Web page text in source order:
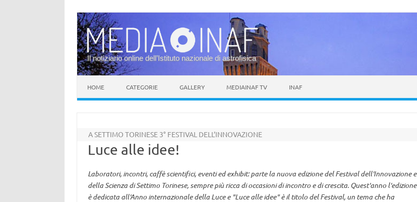
Il notiziario online dell’Istituto nazionale di astrofisica
HOME CATEGORIE GALLERY MEDIAINAF TV INAF
A SETTIMO TORINESE 3° FESTIVAL DELL’INNOVAZIONE
Luce alle idee!
Laboratori, incontri, caffè scientifici, eventi ed exhibit: parte la nuova edizione del Festival dell'Innovazione e
della Scienza di Settimo Torinese, sempre più ricca di occasioni di incontro e di crescita. Quest'anno l'edizione
è dedicata all'Anno internazionale della Luce e "Luce alle idee" è il titolo del Festival, un tema che ha